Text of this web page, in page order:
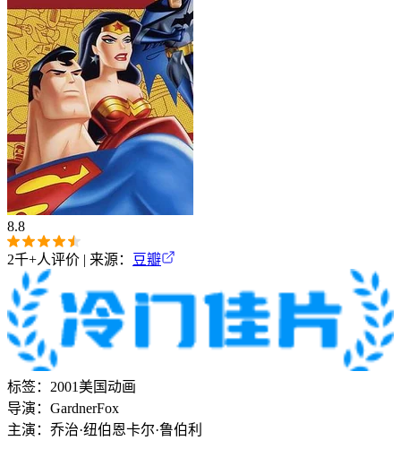
8.8
2千+人评价 | 来源： 豆瓣
标签： 2001美国动画
导演： GardnerFox
主演： 乔治·纽伯恩卡尔·鲁伯利